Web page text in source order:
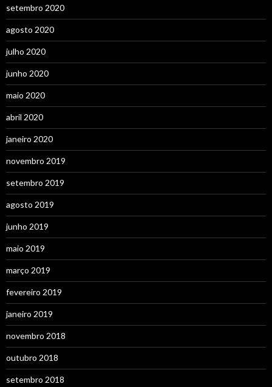
setembro 2020
agosto 2020
julho 2020
junho 2020
maio 2020
abril 2020
janeiro 2020
novembro 2019
setembro 2019
agosto 2019
junho 2019
maio 2019
março 2019
fevereiro 2019
janeiro 2019
novembro 2018
outubro 2018
setembro 2018